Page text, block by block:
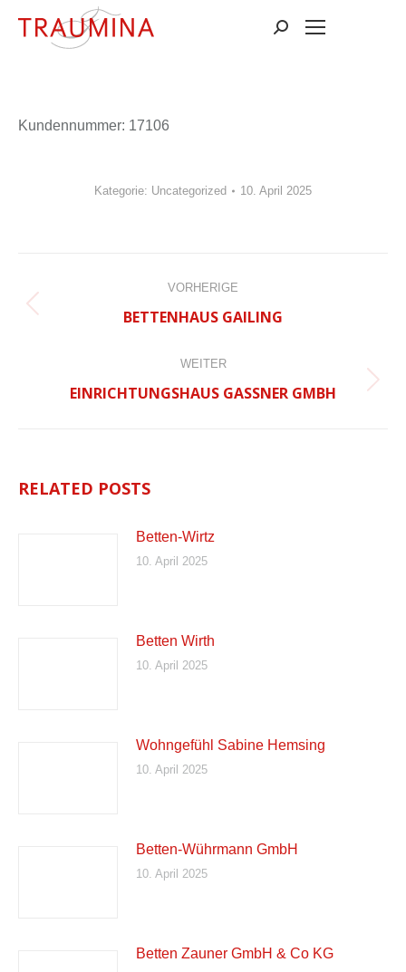
Suchen:
Kun­den­num­mer: 17106
Kategorie: Uncategorized 10. April 2025
VORHERIGE
Vorheriger
Beitrag:
BETTENHAUS GAILING
WEITER
Nächster
Beitrag:
EINRICHTUNGSHAUS GASSNER GMBH
RELATED POSTS
Betten-Wirtz
10. April 2025
Betten Wirth
10. April 2025
Wohngefühl Sabine Hemsing
10. April 2025
Betten-Wührmann GmbH
10. April 2025
Betten Zauner GmbH & Co KG